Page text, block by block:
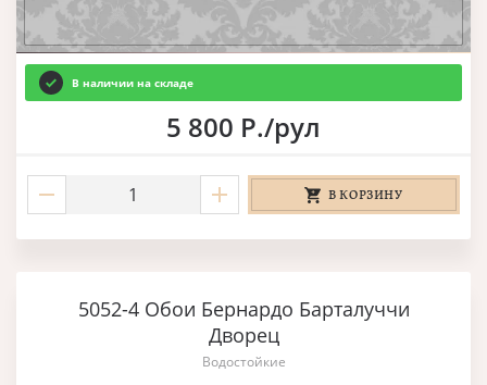
В наличии на складе
5 800 Р./рул
В КОРЗИНУ
5052-4 Обои Бернардо Барталуччи
Дворец
Водостойкие